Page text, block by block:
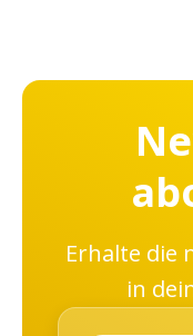
Erhalte die
in